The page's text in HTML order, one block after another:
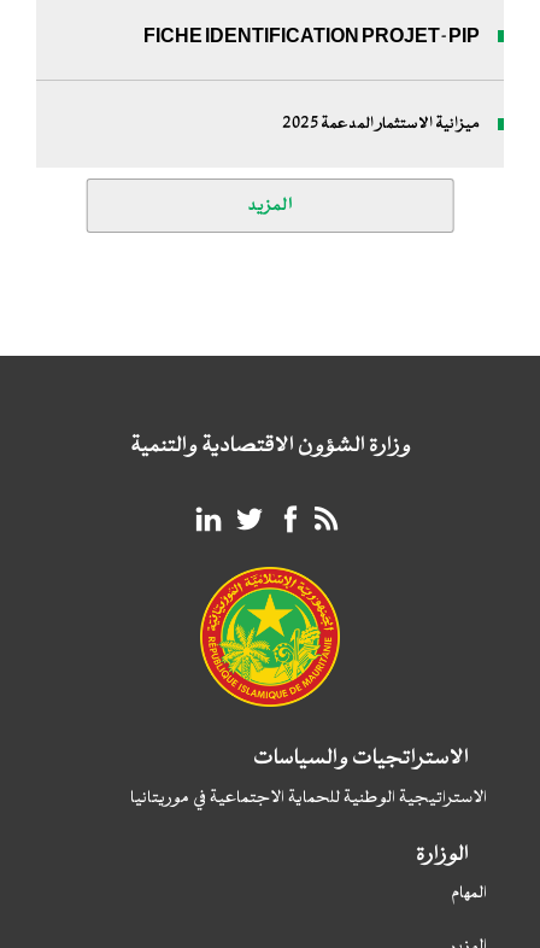
FICHE IDENTIFICATION PROJET-PIP
ميزانية الاستثمار المدعمة 2025
المزيد
وزارة الشؤون الاقتصادية والتنمية
الاستراتجيات والسياسات
الاستراتيجية الوطنية للحماية الاجتماعية في موريتانيا
الوزارة
المهام